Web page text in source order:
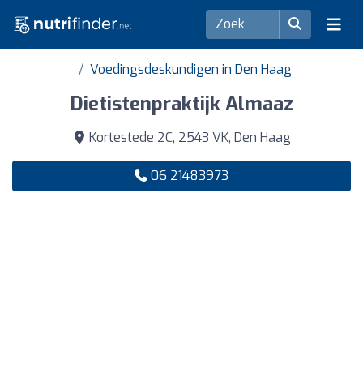
Voedingsdeskundigen in Den Haag
Dietistenpraktijk Almaaz
Kortestede 2C, 2543 VK, Den Haag
06 21483973